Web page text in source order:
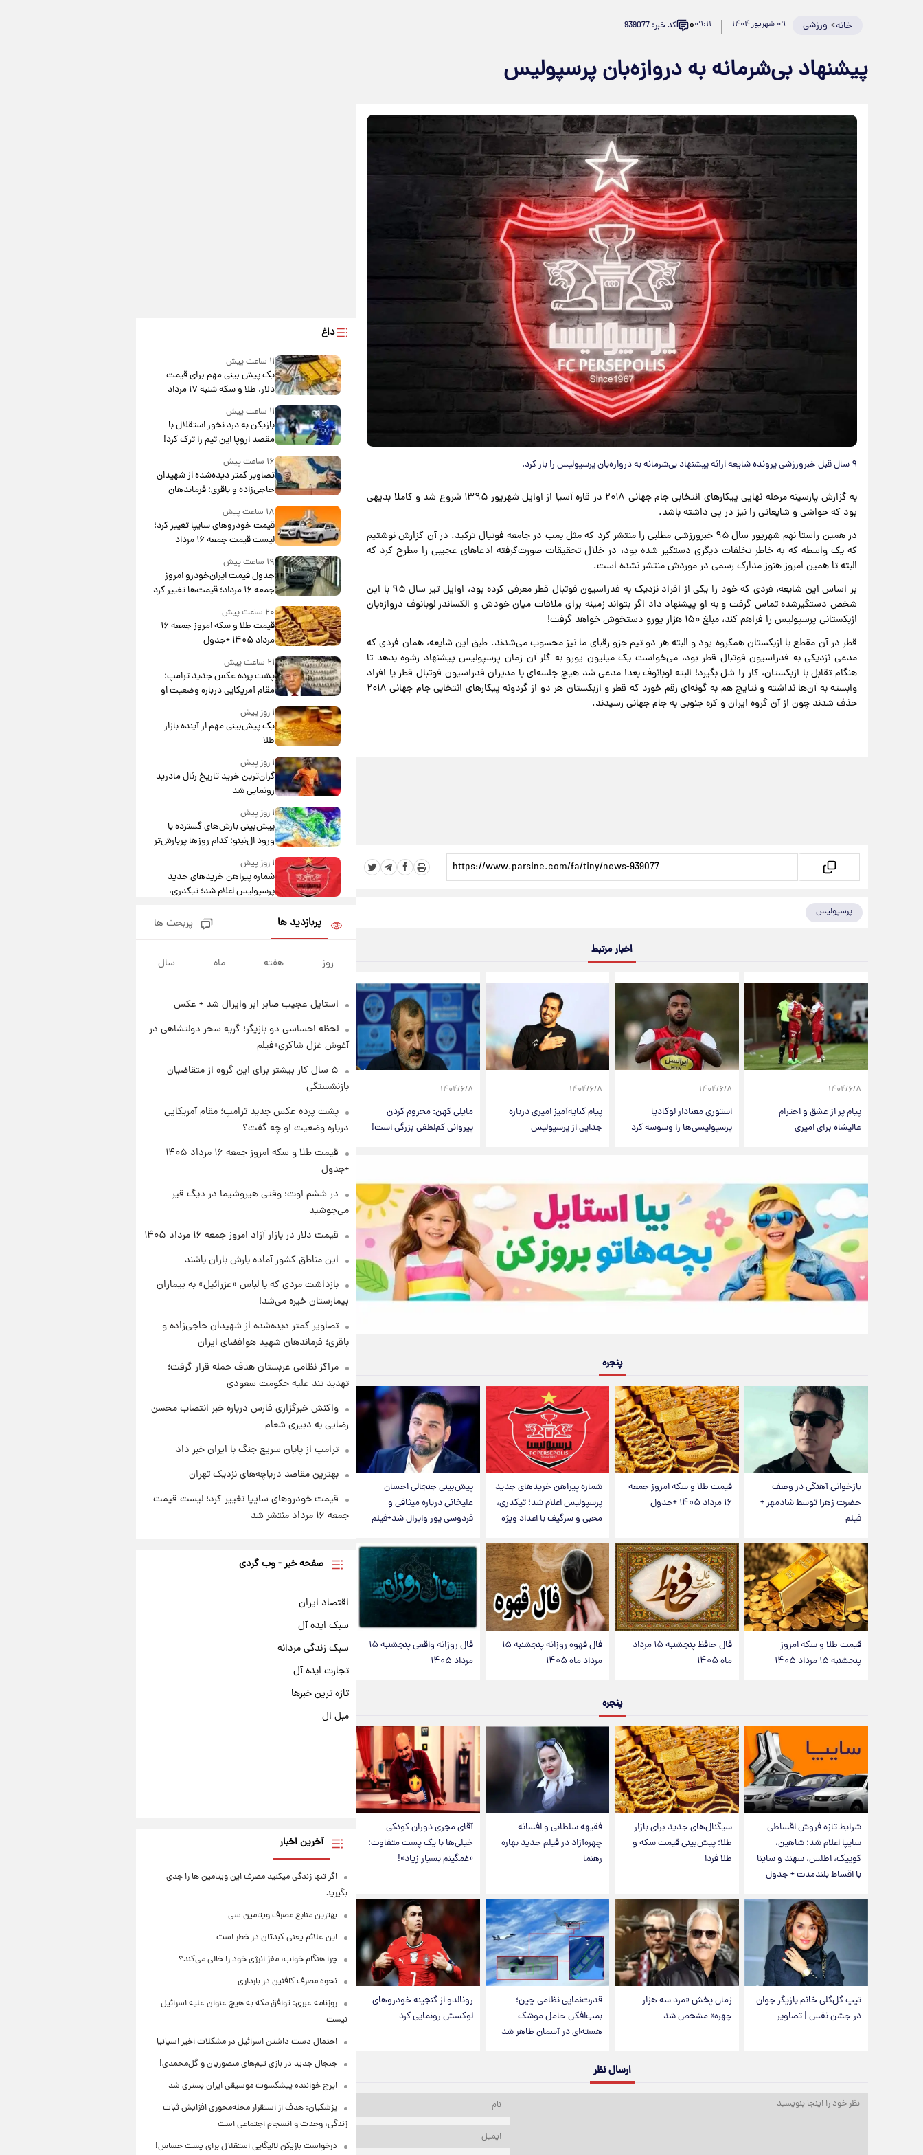
خانه> ورزشی ۰۹ شهریور ۱۴۰۴ ۰۹:۱۱۰ کد خبر: 939077
پیشنهاد بی‌شرمانه به دروازه‌بان پرسپولیس
۹ سال قبل خبرورزشی پرونده شایعه ارائه پیشنهاد بی‌شرمانه به دروازه‌بان پرسپولیس را باز کرد.
به گزارش پارسینه مرحله نهایی پیکارهای انتخابی جام جهانی ۲۰۱۸ در قاره آسیا از اوایل شهریور ۱۳۹۵ شروع شد و کاملا بدیهی
بود که حواشی و شایعاتی را نیز در پی داشته باشد.
در همین راستا نهم شهریور سال ۹۵ خبرورزشی مطلبی را منتشر کرد که مثل بمب در جامعه فوتبال ترکید. در آن گزارش نوشتیم
که یک واسطه که به خاطر تخلفات دیگری دستگیر شده بود، در خلال تحقیقات صورت‌گرفته ادعاهای عجیبی را مطرح کرد که
البته تا همین امروز هنوز مدارک رسمی در موردش منتشر نشده است.
بر اساس این شایعه، فردی که خود را یکی از افراد نزدیک به فدراسیون فوتبال قطر معرفی کرده بود، اوایل تیر سال ۹۵ با این
شخص دستگیرشده تماس گرفت و به او پیشنهاد داد اگر بتواند زمینه برای ملاقات میان خودش و الکساندر لوبانوف دروازه‌بان
ازبکستانی پرسپولیس را فراهم کند، مبلغ ۱۵۰ هزار یورو دستخوش خواهد گرفت!
قطر در آن مقطع با ازبکستان همگروه بود و البته هر دو تیم جزو رقبای ما نیز محسوب می‌شدند. طبق این شایعه، همان فردی که
مدعی نزدیکی به فدراسیون فوتبال قطر بود، می‌خواست یک میلیون یورو به گلر آن زمان پرسپولیس پیشنهاد رشوه بدهد تا
هنگام تقابل با ازبکستان، کار را شل بگیرد! البته لوبانوف بعدا مدعی شد هیچ جلسه‌ای با مدیران فدراسیون فوتبال قطر یا افراد
وابسته به آن‌ها نداشته و نتایج هم به گونه‌ای رقم خورد که قطر و ازبکستان هر دو از گردونه پیکارهای انتخابی جام جهانی ۲۰۱۸
حذف شدند چون از آن گروه ایران و کره جنوبی به جام جهانی رسیدند.
پرسپولیس
اخبار مرتبط
۱۴۰۴/۶/۸
پیام پر از عشق و احترام
عالیشاه برای امیری
۱۴۰۴/۶/۸
استوری معنادار لوکادیا
پرسپولیسی‌ها را وسوسه کرد
۱۴۰۴/۶/۸
پیام کنایه‌آمیز امیری درباره
جدایی از پرسپولیس
۱۴۰۴/۶/۸
مایلی کهن: محروم کردن
پیروانی کم‌لطفی بزرگی است!
پنجره
بازخوانی آهنگی در وصف
حضرت زهرا توسط شادمهر +
فیلم
قیمت طلا و سکه امروز جمعه
۱۶ مرداد ۱۴۰۵ +جدول
شماره پیراهن خریدهای جدید
پرسپولیس اعلام شد؛ تیکدری،
محبی و سرگیف با اعداد ویژه
پیش‌بینی جنجالی احسان
علیخانی درباره میثاقی و
فردوسی پور وایرال شد+فیلم
قیمت طلا و سکه امروز
پنجشنبه ۱۵ مرداد ۱۴۰۵
فال حافظ پنجشنبه ۱۵ مرداد
ماه ۱۴۰۵
فال قهوه روزانه پنجشنبه ۱۵
مرداد ماه ۱۴۰۵
فال روزانه واقعی پنجشنبه ۱۵
مرداد ۱۴۰۵
پنجره
شرایط تازه فروش اقساطی
سایپا اعلام شد؛ شاهین،
کوییک، اطلس، سهند و ساینا
با اقساط بلندمدت + جدول
سیگنال‌های جدید برای بازار
طلا؛ پیش‌بینی قیمت سکه و
طلا فردا
فقیهه سلطانی و افسانه
چهره‌آزاد در فیلم جدید بهاره
رهنما
آقای مجریِ دوران کودکی
خیلی‌ها با یک پست متفاوت؛
«غمگینم بسیار زیاد»!
تیپ گل‌گلی خانم بازیگر جوان
در جشن نفس | تصاویر
زمان پخش «مرد سه هزار
چهره» مشخص شد
قدرت‌نمایی نظامی چین؛
بمب‌افکن حامل موشک
هسته‌ای در آسمان ظاهر شد
رونالدو از گنجینه خودروهای
لوکسش رونمایی کرد
ارسال نظر
داغ
۱۱ ساعت پیش
یک پیش ‌بینی مهم برای قیمت
دلار، طلا و سکه شنبه ۱۷ مرداد
۱۴۰۵
۱۱ ساعت پیش
بازیکن به درد نخور استقلال با
مقصد اروپا این تیم را ترک کرد!
۱۶ ساعت پیش
تصاویر کمتر دیده‌شده از شهیدان
حاجی‌زاده و باقری؛ فرماندهان
شهید هوافضای ایران
۱۸ ساعت پیش
قیمت خودروهای سایپا تغییر کرد؛
لیست قیمت جمعه ۱۶ مرداد
منتشر شد
۱۹ ساعت پیش
جدول قیمت ایران‌خودرو امروز
جمعه ۱۶ مرداد؛ قیمت‌ها تغییر کرد
۲۰ ساعت پیش
قیمت طلا و سکه امروز جمعه ۱۶
مرداد ۱۴۰۵ +جدول
۲۱ ساعت پیش
پشت پرده عکس جدید ترامپ؛
مقام آمریکایی درباره وضعیت او
چه گفت؟
۱ روز پیش
یک پیش‌بینی مهم از آینده بازار
طلا
۱ روز پیش
گران‌ترین خرید تاریخ رئال مادرید
رونمایی شد
۱ روز پیش
پیش‌بینی بارش‌های گسترده با
ورود ال‌نینو؛ کدام روزها پربارش‌تر
خواهند بود؟
۱ روز پیش
شماره پیراهن خریدهای جدید
پرسپولیس اعلام شد؛ تیکدری،
جزئیات فعال‌سازی «کیف پول
ایران» اعلام شد+فیلم
۱ روز پیش
۱۵ مرداد ۱۴۰۵ +جدول
قیمت طلا و سکه امروز پنجشنبه
۱۵ مرداد ۱۴۰۵
شارژ جدید کالابرگ برای سه
پربازدید ها پربحث ها
روز هفته ماه سال
استایل عجیب صابر ابر وایرال شد + عکس
لحظه احساسی دو بازیگر؛ گریه سحر دولتشاهی در
آغوش غزل شاکری+فیلم
۵ سال کار بیشتر برای این گروه از متقاضیان
بازنشستگی
پشت پرده عکس جدید ترامپ؛ مقام آمریکایی
درباره وضعیت او چه گفت؟
قیمت طلا و سکه امروز جمعه ۱۶ مرداد ۱۴۰۵
+جدول
در ششم اوت؛ وقتی هیروشیما در دیگ قیر
می‌جوشید
قیمت دلار در بازار آزاد امروز جمعه ۱۶ مرداد ۱۴۰۵
این مناطق کشور آماده بارش باران باشند
بازداشت مردی که با لباس «عزرائیل» به بیماران
بیمارستان خیره می‌شد!
تصاویر کمتر دیده‌شده از شهیدان حاجی‌زاده و
باقری؛ فرماندهان شهید هوافضای ایران
مراکز نظامی عربستان هدف حمله قرار گرفت؛
تهدید تند علیه حکومت سعودی
واکنش خبرگزاری فارس درباره خبر انتصاب محسن
رضایی به دبیری شعام
ترامپ از پایان سریع جنگ با ایران خبر داد
بهترین مقاصد دریاچه‌های نزدیک تهران
قیمت خودروهای سایپا تغییر کرد؛ لیست قیمت
جمعه ۱۶ مرداد منتشر شد
صفحه خبر - وب گردی
اقتصاد ایران
سبک ایده آل
سبک زندگی مردانه
تجارت ایده آل
تازه ترین خبرها
مبل ال
آخرین اخبار
اگر تنها زندگی میکنید مصرف این ویتامین ها را جدی
بگیرید
بهترین منابع مصرف ویتامین سی
این علائم یعنی کبدتان در خطر است
چرا هنگام خواب، مغز انرژی خود را خالی می‌کند؟
نحوه مصرف کافئین در بارداری
روزنامه عبری: توافق مکه به هیچ عنوان علیه اسرائیل
نیست
احتمال دست داشتن اسرائیل در مشکلات اخیر اسپانیا
جنجال جدید در بازی تیم‌های منصوریان و گل‌محمدی!
ایرج خواننده پیشکسوت موسیقی ایران بستری شد
پزشکیان: هدف از استقرار محله‌محوری افزایش ثبات
زندگی، وحدت و انسجام اجتماعی است
درخواست بازیکن لالیگایی استقلال برای پست حساس!